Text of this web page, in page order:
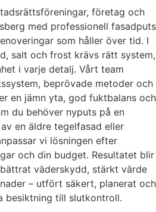
företag och
med professionell fasadputs
som håller över tid. I
salt och frost krävs rätt system,
i varje detalj. Vårt team
beprövade metoder och
en jämn yta, god fuktbalans och
du behöver nyputs på en
en äldre tegelfasad eller
vi lösningen efter
och din budget. Resultatet blir
väderskydd, stärkt värde
– utfört säkert, planerat och
besiktning till slutkontroll.